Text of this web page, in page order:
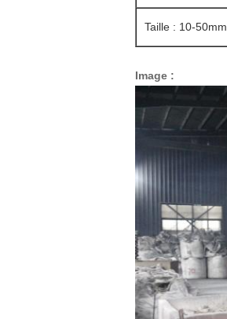
Taille : 10-50mm
Image :